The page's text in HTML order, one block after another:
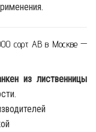
сорт АВ в Москве —
из лиственницы